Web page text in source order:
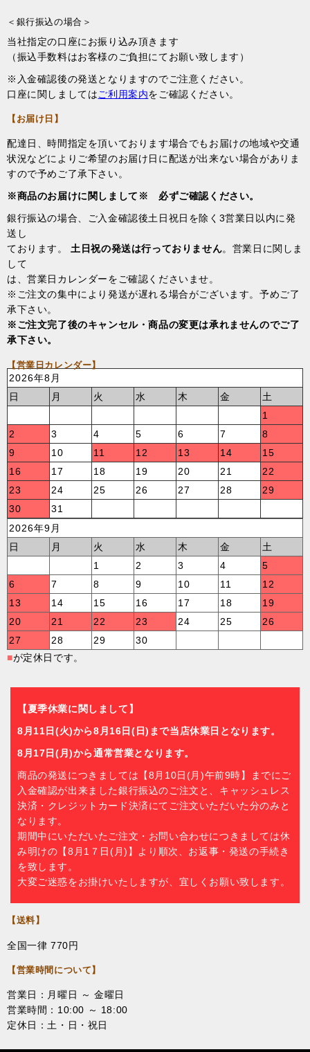
＜銀行振込の場合＞
当社指定の口座にお振り込み頂きます
（振込手数料はお客様のご負担にてお願い致します）
※入金確認後の発送となりますのでご注意ください。
口座に関しましてはご利用案内をご確認ください。
【お届け日】
配達日、時間指定を頂いております場合でもお届けの地域や交通
状況などによりご希望のお届け日に配送が出来ない場合がありま
すので予めご了承下さい。
※商品のお届けに関しまして※ 必ずご確認ください。
銀行振込の場合、ご入金確認後土日祝日を除く3営業日以内に発
送し
ております。土日祝の発送は行っておりません。営業日に関しま
して
は、営業日カレンダーをご確認くださいませ。
※ご注文の集中により発送が遅れる場合がございます。予めご了
承下さい。
※ご注文完了後のキャンセル・商品の変更は承れませんのでご了
承下さい。
【営業日カレンダー】
2026年8月
日
月 火 水 木 金
土
1
2
3 4 5 6 7
8
9
10 11 12 13 14
15
16
17 18 19 20 21
22
23
24 25 26 27 28
29
30
31
2026年9月
日
月 火 水 木 金
土
1
2 3 4
5
6
7 8 9 10 11
12
13
14 15 16 17 18
19
20
21 22 23 24 25
26
27
28 29
30
■が定休日です。
【夏季休業に関しまして】
8月11日(火)から8月16日(日)まで当店休業日となります。
8月17日(月)から通常営業となります。
商品の発送につきましては【8月10日(月)午前9時】までにご
入金確認が出来ました銀行振込のご注文と、キャッシュレス
決済・クレジットカード決済にてご注文いただいた分のみと
なります。
期間中にいただいたご注文・お問い合わせにつきましては休
み明けの【8月1７日(月)】より順次、お返事・発送の手続き
を致します。
大変ご迷惑をお掛けいたしますが、宜しくお願い致します。
【送料】
全国一律 770円
【営業時間について】
営業日：月曜日 ～ 金曜日
営業時間：10:00 ～ 18:00
定休日：土・日・祝日